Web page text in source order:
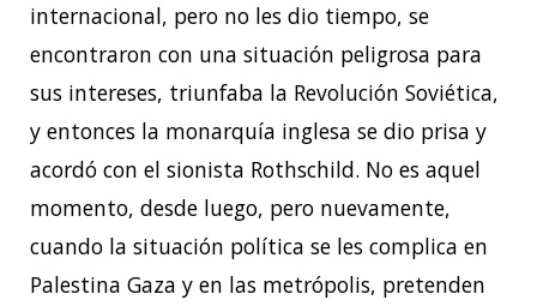
internacional, pero no les dio tiempo, se
encontraron con una situación peligrosa para
sus intereses, triunfaba la Revolución Soviética,
y entonces la monarquía inglesa se dio prisa y
acordó con el sionista Rothschild. No es aquel
momento, desde luego, pero nuevamente,
cuando la situación política se les complica en
Palestina Gaza y en las metrópolis, pretenden